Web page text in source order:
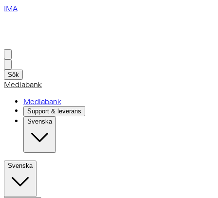
IMA
Sök
Mediabank
Mediabank
Support & leverans
Svenska
Svenska